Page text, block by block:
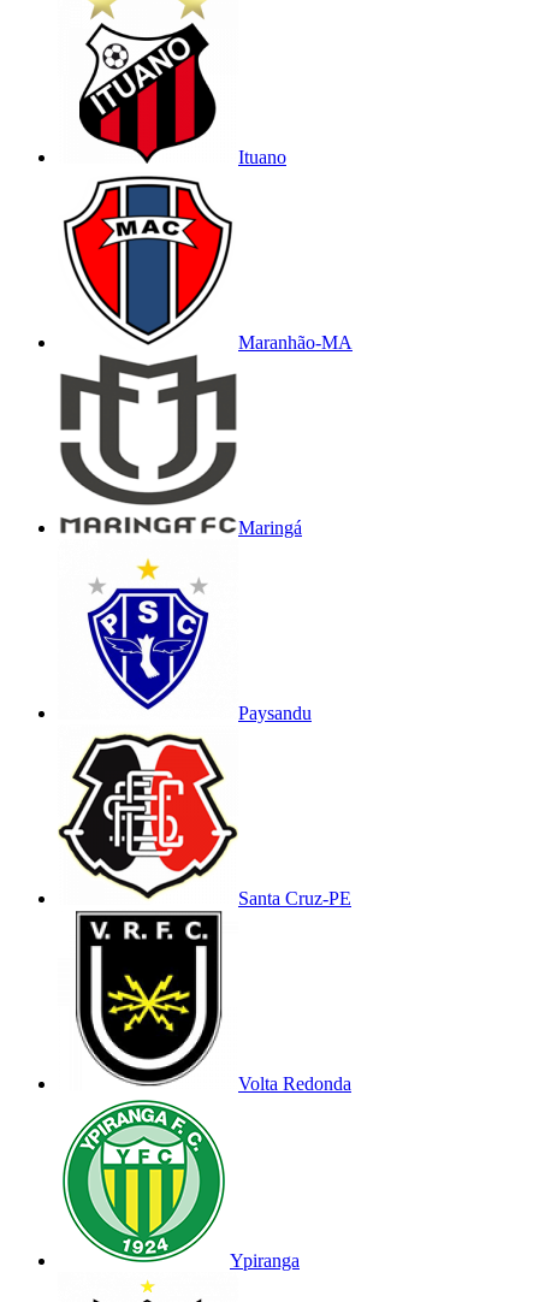
Ituano
Maranhão-MA
Maringá
Paysandu
Santa Cruz-PE
Volta Redonda
Ypiranga